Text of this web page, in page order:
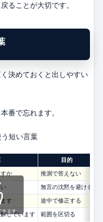
ることが大切です。
決めておくと出しやすい
番で忘れます。
目的
か
推測で答えない
無言の沈黙を避ける
す
途中で修正する
しています 範囲を区切る
きます